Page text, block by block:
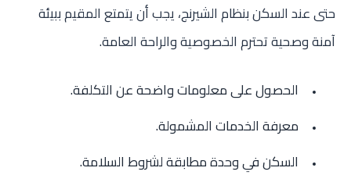
حتى عند السكن بنظام الشيرنج، يجب أن يتمتع المقيم ببيئة
آمنة وصحية تحترم الخصوصية والراحة العامة.
الحصول على معلومات واضحة عن التكلفة.
معرفة الخدمات المشمولة.
السكن في وحدة مطابقة لشروط السلامة.